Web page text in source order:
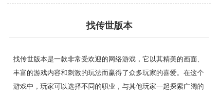
找传世版本
找传世版本是一款非常受欢迎的网络游戏，它以其精美的画面、
丰富的游戏内容和刺激的玩法而赢得了众多玩家的喜爱。在这个
游戏中，玩家可以选择不同的职业，与其他玩家一起探索广阔的